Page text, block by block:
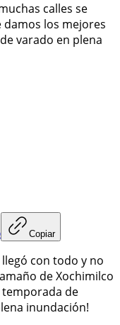
calles se
damos los mejores
varado en plena
Copiar
con todo y no
de Xochimilco
de
inundación!